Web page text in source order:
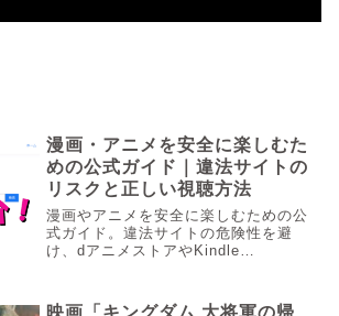
漫画・アニメを安全に楽しむた
めの公式ガイド｜違法サイトの
リスクと正しい視聴方法
漫画やアニメを安全に楽しむための公
式ガイド。違法サイトの危険性を避
け、dアニメストアやKindle
説します。「あの作品の続きが読みた